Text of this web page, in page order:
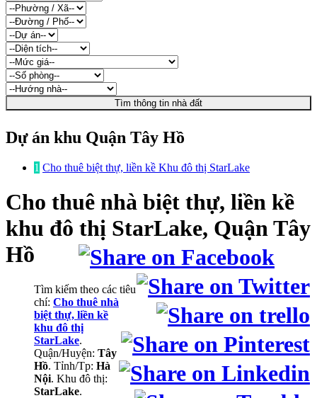
Tìm thông tin nhà đất
Dự án khu Quận Tây Hồ
1 Cho thuê biệt thự, liền kề Khu đô thị StarLake
Cho thuê nhà biệt thự, liền kề
khu đô thị StarLake, Quận Tây
Hồ
Tìm kiếm theo các tiêu
chí: Cho thuê nhà
biệt thự, liền kề
khu đô thị
StarLake.
Quận/Huyện: Tây
Hồ. Tỉnh/Tp: Hà
Nội. Khu đô thị:
StarLake.